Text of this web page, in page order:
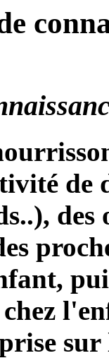
de
sur